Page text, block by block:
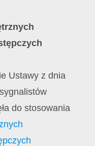
Ustawy z dnia
do stosowania